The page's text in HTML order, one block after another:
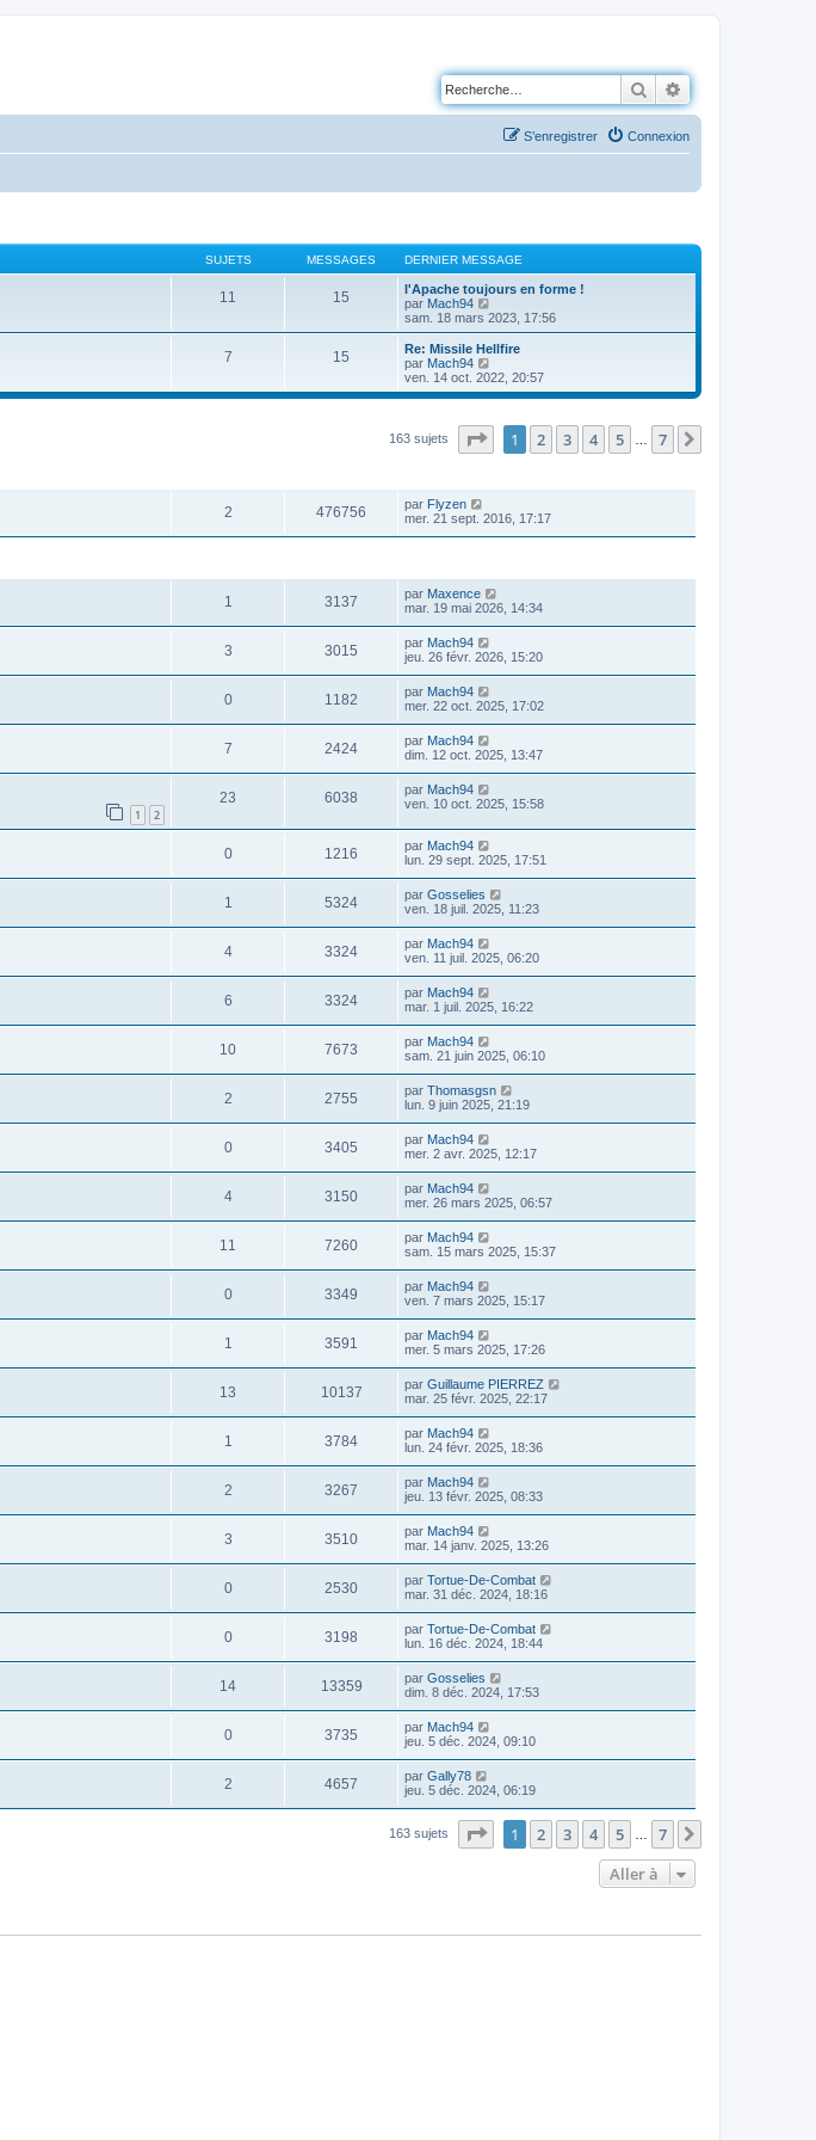
Rechercher
Connexion
S’enregistrer
SUJETS MESSAGES DERNIER MESSAGE
11 15
l'Apache toujours en forme !
par Mach94
o
i
r
e
e
n
s
sam. 18 mars 2023, 17:56
7 15
Re: Missile Hellfire
par Mach94
o
i
e
r
s
s
a
ven. 14 oct. 2022, 20:57
163 sujets Page sur7
1 2 3 4 5 7
2 476756 par Flyzen
mer. 21 sept. 2016, 17:17
1 3137 par Maxence
mar. 19 mai 2026, 14:34
3 3015 par Mach94
jeu. 26 févr. 2026, 15:20
0 1182 par Mach94
mer. 22 oct. 2025, 17:02
7 2424 par Mach94
dim. 12 oct. 2025, 13:47
1 2
23 6038 par Mach94
ven. 10 oct. 2025, 15:58
0 1216 par Mach94
lun. 29 sept. 2025, 17:51
1 5324 par Gosselies
ven. 18 juil. 2025, 11:23
4 3324 par Mach94
ven. 11 juil. 2025, 06:20
6 3324 par Mach94
mar. 1 juil. 2025, 16:22
10 7673 par Mach94
sam. 21 juin 2025, 06:10
2 2755 par Thomasgsn
lun. 9 juin 2025, 21:19
0 3405 par Mach94
mer. 2 avr. 2025, 12:17
4 3150 par Mach94
mer. 26 mars 2025, 06:57
11 7260 par Mach94
sam. 15 mars 2025, 15:37
0 3349 par Mach94
ven. 7 mars 2025, 15:17
1 3591 par Mach94
mer. 5 mars 2025, 17:26
13 10137 par Guillaume PIERREZ
mar. 25 févr. 2025, 22:17
1 3784 par Mach94
lun. 24 févr. 2025, 18:36
2 3267 par Mach94
jeu. 13 févr. 2025, 08:33
3 3510 par Mach94
mar. 14 janv. 2025, 13:26
0 2530 par Tortue-De-Combat
mar. 31 déc. 2024, 18:16
0 3198 par Tortue-De-Combat
lun. 16 déc. 2024, 18:44
14 13359 par Gosselies
dim. 8 déc. 2024, 17:53
0 3735 par Mach94
jeu. 5 déc. 2024, 09:10
2 4657 par Gally78
jeu. 5 déc. 2024, 06:19
163 sujets Page sur7
1 2 3 4 5 7
Aller à